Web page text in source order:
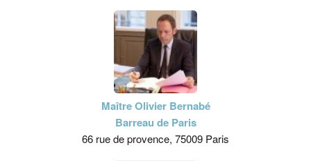
Maître Olivier Bernabé
Barreau de Paris
66 rue de provence, 75009 Paris